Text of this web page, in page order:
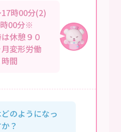
時00分(2)
00分※
は休憩９０
形労働
間
のようになっ
？